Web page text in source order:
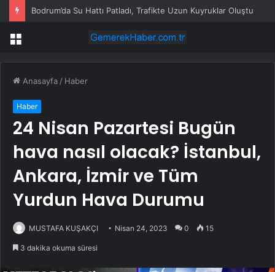
Bodrum’da Su Hattı Patladı, Trafikte Uzun Kuyruklar Oluştu
Menü
Anasayfa / Haber
Haber
24 Nisan Pazartesi Bugün
hava nasıl olacak? İstanbul,
Ankara, İzmir ve Tüm
Yurdun Hava Durumu
MUSTAFA KUŞAKÇI Nisan 24, 2023 0 15
3 dakika okuma süresi